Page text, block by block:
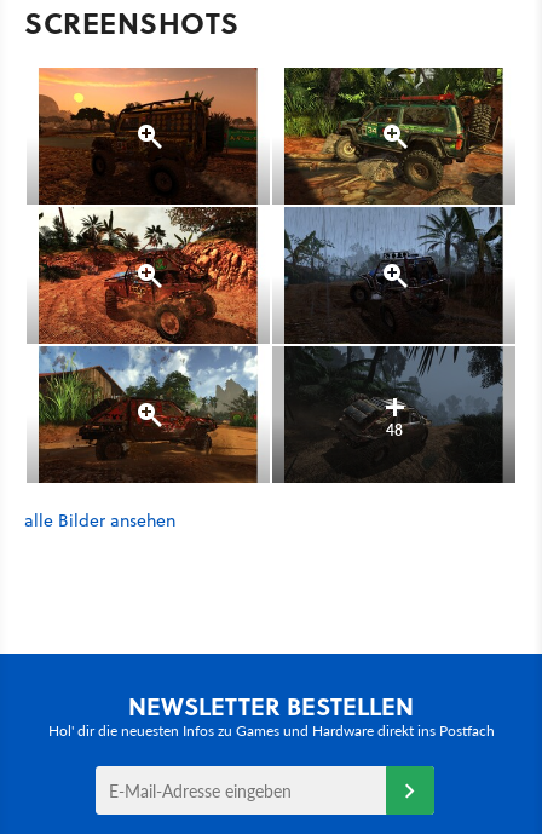
SCREENSHOTS
48
alle Bilder ansehen
NEWSLETTER BESTELLEN
Hol' dir die neuesten Infos zu Games und Hardware direkt ins Postfach